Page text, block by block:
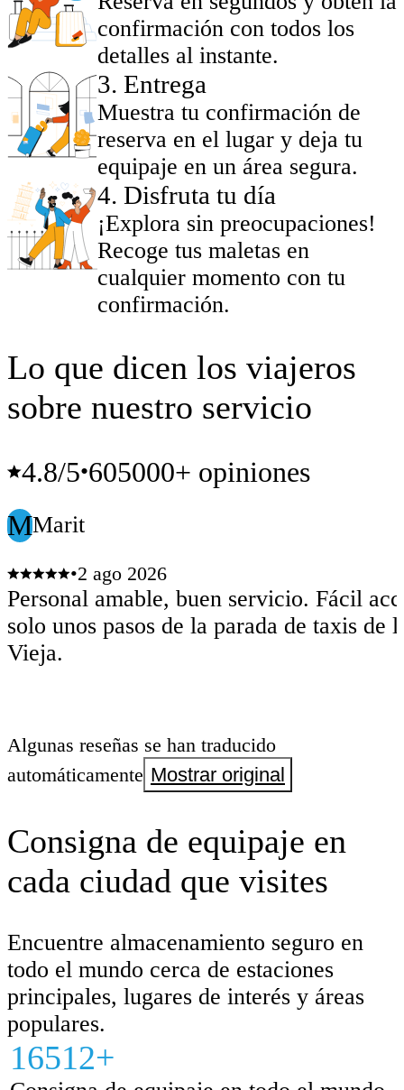
confirmación con todos los
detalles al instante.
3. Entrega
Muestra tu confirmación de
reserva en el lugar y deja tu
equipaje en un área segura.
4. Disfruta tu día
¡Explora sin preocupaciones!
Recoge tus maletas en
cualquier momento con tu
confirmación.
Lo que dicen los viajeros
sobre nuestro servicio
4.8/5•605000+ opiniones
MMarit
•2 ago 2026
Personal amable, buen servicio. Fácil
solo unos pasos de la parada de taxis de
Vieja.
Algunas reseñas se han traducido
automáticamente Mostrar original
Consigna de equipaje en
cada ciudad que visites
Encuentre almacenamiento seguro en
todo el mundo cerca de estaciones
principales, lugares de interés y áreas
populares.
16512+